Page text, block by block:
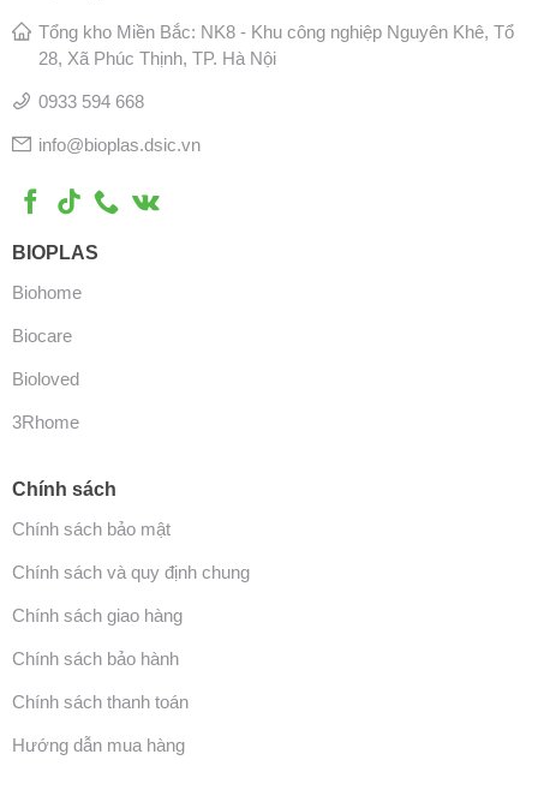
Tổng kho Miền Bắc: NK8 - Khu công nghiệp Nguyên Khê, Tổ
28, Xã Phúc Thịnh, TP. Hà Nội
0933 594 668
info@bioplas.dsic.vn
BIOPLAS
Biohome
Biocare
Bioloved
3Rhome
Chính sách
Chính sách bảo mật
Chính sách và quy định chung
Chính sách giao hàng
Chính sách bảo hành
Chính sách thanh toán
Hướng dẫn mua hàng